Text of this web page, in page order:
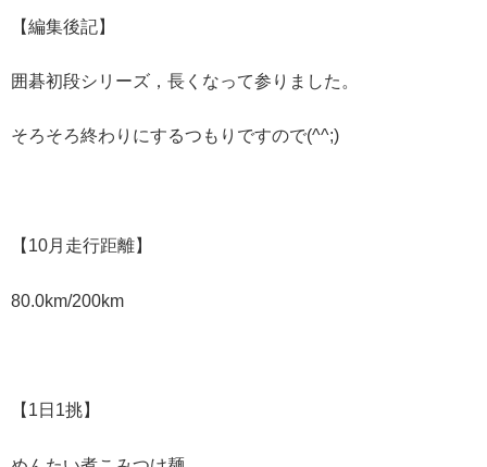
【編集後記】
囲碁初段シリーズ，長くなって参りました。
そろそろ終わりにするつもりですので(^^;)
【10月走行距離】
80.0km/200km
【1日1挑】